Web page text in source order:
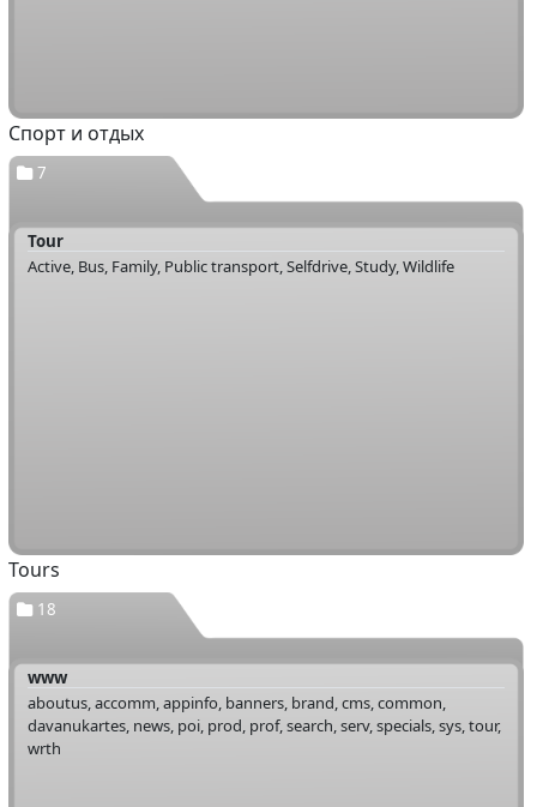
Спорт и отдых
7
Tour
Active, Bus, Family, Public transport, Selfdrive, Study, Wildlife
Tours
18
www
aboutus, accomm, appinfo, banners, brand, cms, common,
davanukartes, news, poi, prod, prof, search, serv, specials, sys, tour,
wrth